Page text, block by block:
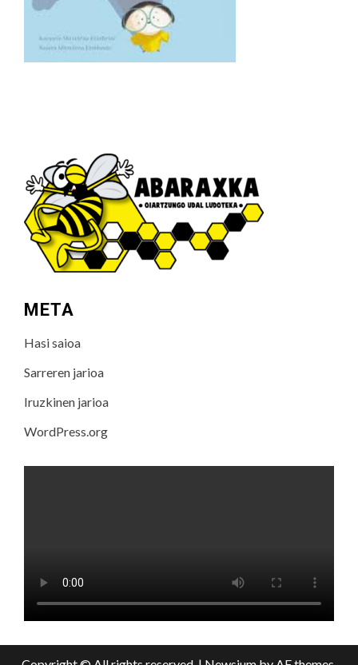
META
Hasi saioa
Sarreren jarioa
Iruzkinen jarioa
WordPress.org